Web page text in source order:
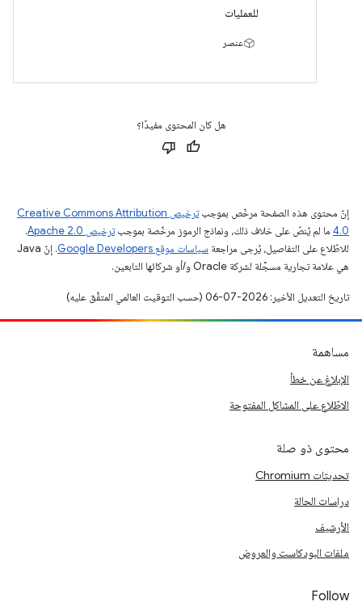
للعمليات
عنصر
هل كان المحتوى مفيدًا؟
إنّ محتوى هذه الصفحة مرخّص بموجب
ترخيص Creative Commons Attribution
4.0‏ ما لم يُنصّ على خلاف ذلك، ونماذج الرموز مرخّصة بموجبترخيص Apache 2.0‏
.
للاطّلاع على التفاصيل، يُرجى مراجعة سياسات موقع Google Developers‏
. إنّ Java
هي علامة تجارية مسجَّلة لشركة Oracle و/أو شركائها التابعين.
تاريخ التعديل الأخير: 2026-07-06 (حسب التوقيت العالمي المتفَّق عليه)
مساهمة
الإبلاغ عن خطأ
الاطّلاع على المشاكل المفتوحة
محتوى ذو صلة
تحديثات Chromium
دراسات الحالة
الأرشيف
ملفات البودكاست والعروض
Follow